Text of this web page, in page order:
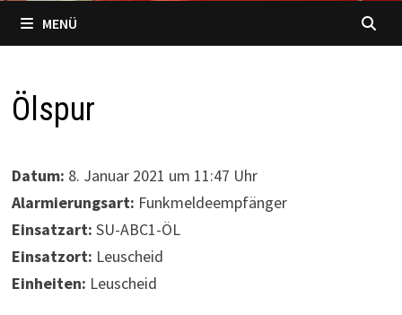
MENÜ
Ölspur
Datum: 8. Januar 2021 um 11:47 Uhr
Alarmierungsart: Funkmeldeempfänger
Einsatzart: SU-ABC1-ÖL
Einsatzort: Leuscheid
Einheiten: Leuscheid